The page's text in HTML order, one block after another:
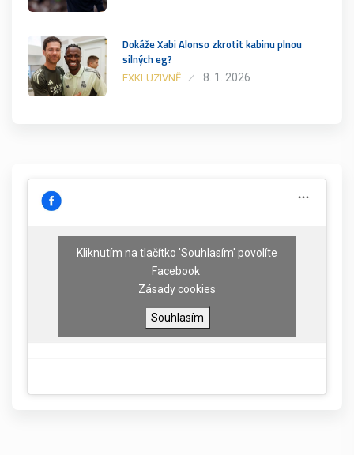
Dokáže Xabi Alonso zkrotit kabinu plnou
silných eg?
EXKLUZIVNĚ 8. 1. 2026
Kliknutím na tlačítko 'Souhlasím' povolíte
Facebook
Zásady cookies
Souhlasím